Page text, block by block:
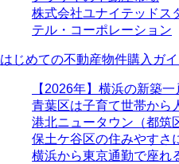
株式会社ユナイテッドス
テル・コーポレーション
はじめての不動産物件購入ガイ
【2026年】横浜の新築
青葉区は子育て世帯から
港北ニュータウン（都筑
保土ケ谷区の住みやすさ
横浜から東京通勤で座れ